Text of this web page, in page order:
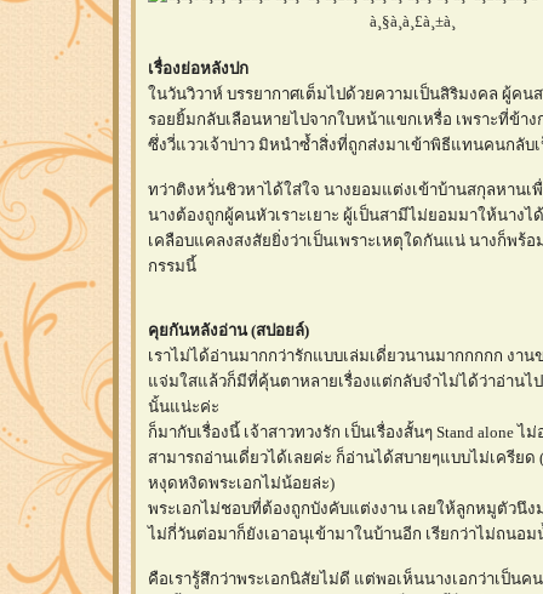
เรื่องย่อหลังปก
นวันวิวาห์ บรรยากาศเต็มไปด้วยความเป็นสิริมงคล ผู้คน
รอยยิ้มกลับเลือนหายไปจากใบหน้าแขกเหรื่อ เพราะที่ข้าง
ซึ่งวี่แววเจ้าบ่าว มิหนำซ้ำสิ่งที่ถูกส่งมาเข้าพิธีแทนคนกลับ
ทว่าติงหวั่นชิวหาได้ใส่ใจ นางยอมแต่งเข้าบ้านสกุลหานเ
นางต้องถูกผู้คนหัวเราะเยาะ ผู้เป็นสามีไม่ยอมมาให้นางไ
เคลือบแคลงสงสัยยิ่งว่าเป็นเพราะเหตุใดกันแน่ นางก็พร้
กรรมนี้
คุยกันหลังอ่าน (สปอยล์)
เราไม่ได้อ่านมากกว่ารักแบบเล่มเดี่ยวนานมากกกกก งาน
จ่มใสแล้วก็มีที่คุ้นตาหลายเรื่องแต่กลับจำไม่ได้ว่าอ่านไ
นั้นแน่ะค่ะ
ก็มากับเรื่องนี้ เจ้าสาวทวงรัก เป็นเรื่องสั้นๆ Stand alone
สามารถอ่านเดี่ยวได้เลยค่ะ ก็อ่านได้สบายๆแบบไม่เครียด
หงุดหงิดพระเอกไม่น้อยล่ะ)
พระเอกไม่ชอบที่ต้องถูกบังคับแต่งงาน เลยให้ลูกหมูตัวนึง
ไม่กี่วันต่อมาก็ยังเอาอนุเข้ามาในบ้านอีก เรียกว่าไม่ถนอ
คือเรารู้สึกว่าพระเอกนิสัยไม่ดี แต่พอเห็นนางเอกว่าเป็นค